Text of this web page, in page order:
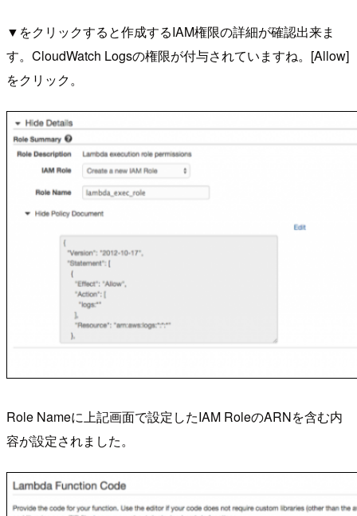
▼をクリックすると作成するIAM権限の詳細が確認出来ま
す。CloudWatch Logsの権限が付与されていますね。[Allow]
をクリック。
Role Nameに上記画面で設定したIAM RoleのARNを含む内
容が設定されました。